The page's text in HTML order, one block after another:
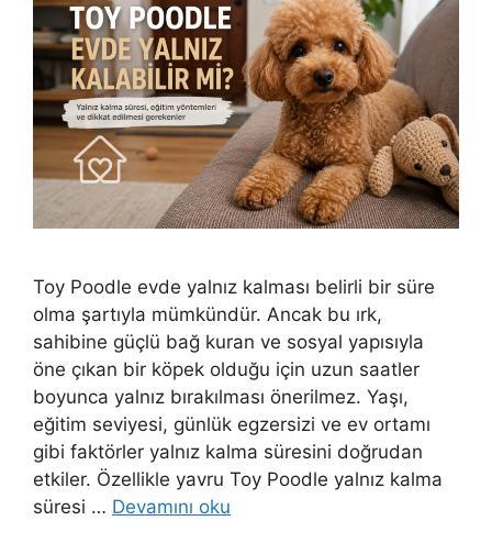
Toy Poodle evde yalnız kalması belirli bir süre
olma şartıyla mümkündür. Ancak bu ırk,
sahibine güçlü bağ kuran ve sosyal yapısıyla
öne çıkan bir köpek olduğu için uzun saatler
boyunca yalnız bırakılması önerilmez. Yaşı,
eğitim seviyesi, günlük egzersizi ve ev ortamı
gibi faktörler yalnız kalma süresini doğrudan
etkiler. Özellikle yavru Toy Poodle yalnız kalma
süresi … Devamını oku